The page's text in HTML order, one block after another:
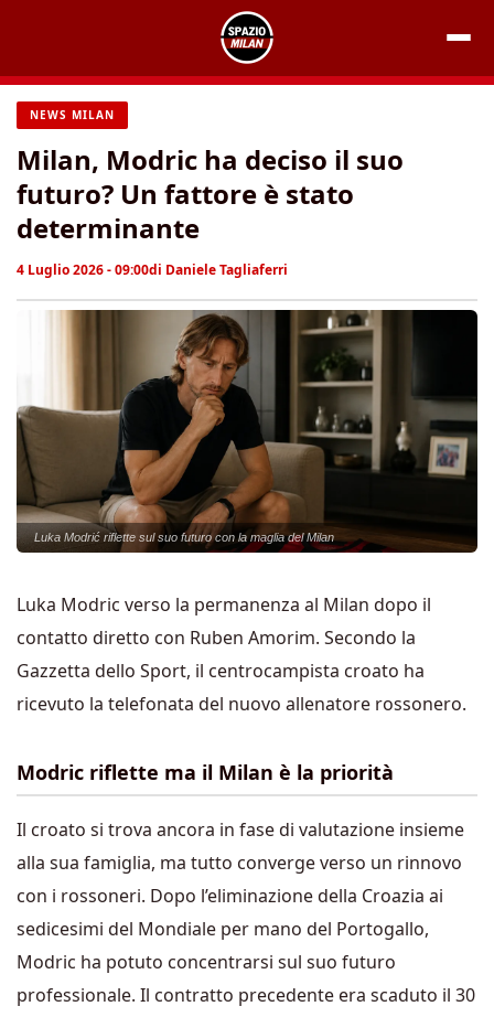
contenuto
NEWS MILAN
Milan, Modric ha deciso il suo
futuro? Un fattore è stato
determinante
4 Luglio 2026 - 09:00di Daniele Tagliaferri
Luka Modrić riflette sul suo futuro con la maglia del Milan
Luka Modric verso la permanenza al Milan dopo il
contatto diretto con Ruben Amorim. Secondo la
Gazzetta dello Sport, il centrocampista croato ha
ricevuto la telefonata del nuovo allenatore rossonero.
Modric riflette ma il Milan è la priorità
Il croato si trova ancora in fase di valutazione insieme
alla sua famiglia, ma tutto converge verso un rinnovo
con i rossoneri. Dopo l’eliminazione della Croazia ai
sedicesimi del Mondiale per mano del Portogallo,
Modric ha potuto concentrarsi sul suo futuro
professionale. Il contratto precedente era scaduto il 30